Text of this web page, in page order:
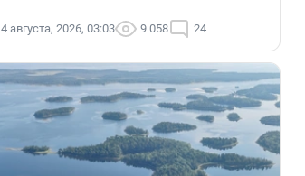
4 августа, 2026, 03:03 9 058 24